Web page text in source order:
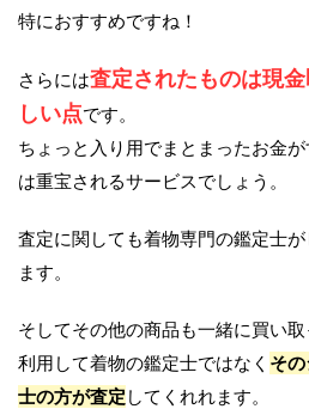
特におすすめですね！
さらには査定されたものは現
しい点です。
ちょっと入り用でまとまったお金
は重宝されるサービスでしょう。
査定に関しても着物専門の鑑定士
ます。
そしてその他の商品も一緒に買い
利用して着物の鑑定士ではなく そ
士の方が査定 してくれれます。